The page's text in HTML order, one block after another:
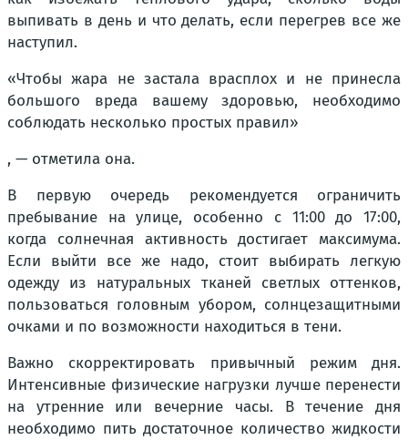
выпивать в день и что делать, если перегрев все же
наступил.
«Чтобы жара не застала врасплох и не принесла
большого вреда вашему здоровью, необходимо
соблюдать несколько простых правил»
, — отметила она.
В первую очередь рекомендуется ограничить
пребывание на улице, особенно с 11:00 до 17:00,
когда солнечная активность достигает максимума.
Если выйти все же надо, стоит выбирать легкую
одежду из натуральных тканей светлых оттенков,
пользоваться головным убором, солнцезащитными
очками и по возможности находиться в тени.
Важно скорректировать привычный режим дня.
Интенсивные физические нагрузки лучше перенести
на утренние или вечерние часы. В течение дня
необходимо пить достаточное количество жидкости